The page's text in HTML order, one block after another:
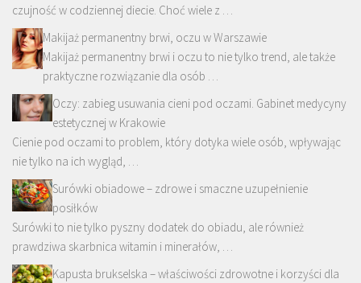
czujność w codziennej diecie. Choć wiele z …
Makijaż permanentny brwi, oczu w Warszawie
Makijaż permanentny brwi i oczu to nie tylko trend, ale także
praktyczne rozwiązanie dla osób …
Oczy: zabieg usuwania cieni pod oczami. Gabinet medycyny
estetycznej w Krakowie
Cienie pod oczami to problem, który dotyka wiele osób, wpływając
nie tylko na ich wygląd, …
Surówki obiadowe – zdrowe i smaczne uzupełnienie
posiłków
Surówki to nie tylko pyszny dodatek do obiadu, ale również
prawdziwa skarbnica witamin i minerałów, …
Kapusta brukselska – właściwości zdrowotne i korzyści dla